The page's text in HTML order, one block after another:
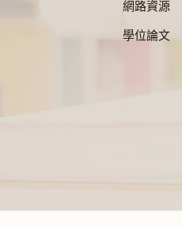
網路資源
學位論文